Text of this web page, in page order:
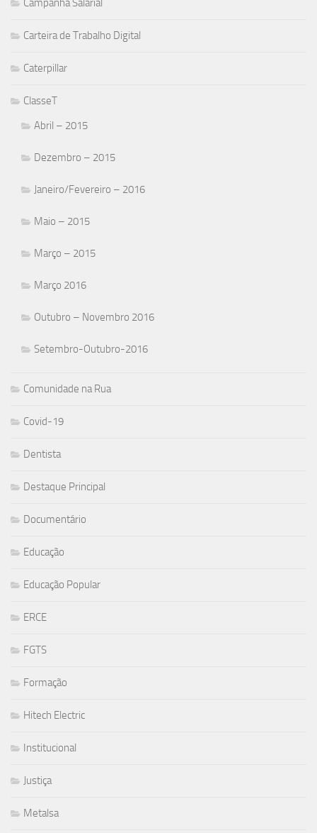
Campanha Salarial
Carteira de Trabalho Digital
Caterpillar
ClasseT
Abril – 2015
Dezembro – 2015
Janeiro/Fevereiro – 2016
Maio – 2015
Março – 2015
Março 2016
Outubro – Novembro 2016
Setembro-Outubro-2016
Comunidade na Rua
Covid-19
Dentista
Destaque Principal
Documentário
Educação
Educação Popular
ERCE
FGTS
Formação
Hitech Electric
Institucional
Justiça
Metalsa